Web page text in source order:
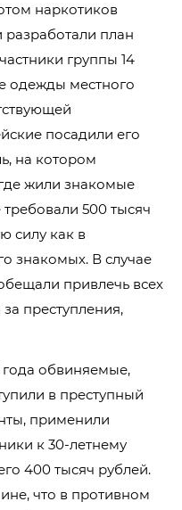
наркотиков
разработали план
группы 14
одежды местного
посадили его
на котором
жили знакомые
500 тысяч
силу как в
знакомых. В случае
привлечь всех
преступления,
года обвиняемые,
в преступный
применили
к 30-летнему
400 тысяч рублей.
что в противном